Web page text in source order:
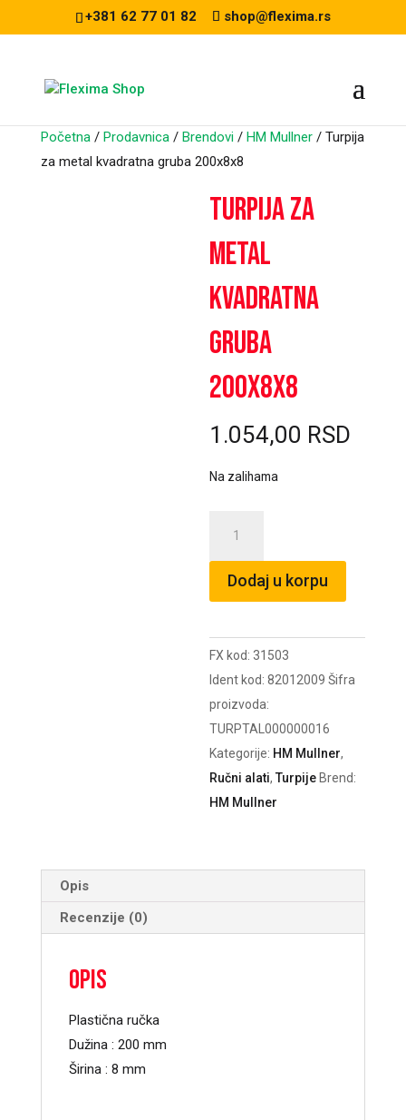
+381 62 77 01 82 shop@flexima.rs
Početna/ Prodavnica/ Brendovi/ HM Mullner/ Turpija
za metal kvadratna gruba 200x8x8
Turpija za
metal
kvadratna
gruba
200x8x8
1.054,00 RSD
Na zalihama
metal
kvadratna
Dodaj u korpu
FX kod: 31503
Ident kod: 82012009 Šifra
proizvoda:
TURPTAL000000016
Kategorije: HM Mullner,
Ručni alati,Turpije Brend:
HM Mullner
Opis
Recenzije (0)
Opis
Plastična ručka
Dužina : 200 mm
Širina : 8 mm